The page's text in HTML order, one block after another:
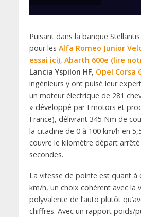
Puisant dans la banque
pour les Alfa Romeo Junior
essai ici), Abarth 600e (lire
Lancia Yspilon HF, Opel Corsa
ingénieurs y ont puisé leur
un moteur électrique de 281
» développé par Emotors et
France), délivrant 345 Nm de
la citadine de 0 à 100 km/h en
couvre le kilomètre départ
secondes.
La vitesse de pointe est quant à
km/h, un choix cohérent avec la
polyvalente de l’auto plutôt
chiffres. Avec un rapport poids/